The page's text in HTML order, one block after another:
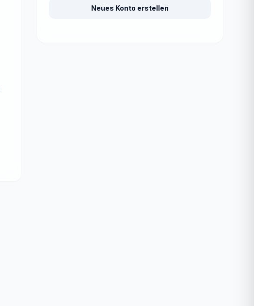
Neues Konto erstellen